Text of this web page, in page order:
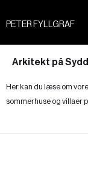
PETER FYLLGRAF
Arkitekt på
Her kan du læse om
sommerhuse og villaer